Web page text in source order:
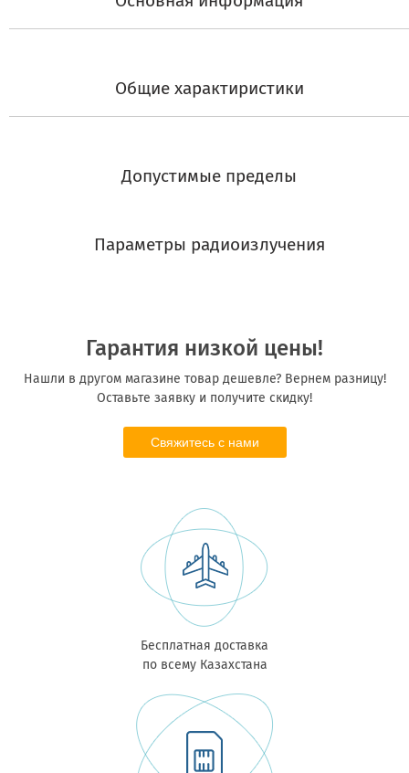
Общие характиристики
Допустимые пределы
Параметры радиоизлучения
Гарантия низкой цены!
Нашли в другом магазине товар дешевле? Вернем разницу!
Оставьте заявку и получите скидку!
Свяжитесь с нами
Бесплатная доставка
по всему Казахстана